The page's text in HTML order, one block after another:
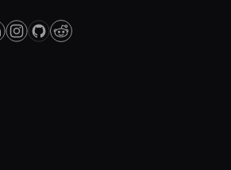
and engagement can
to enhance their